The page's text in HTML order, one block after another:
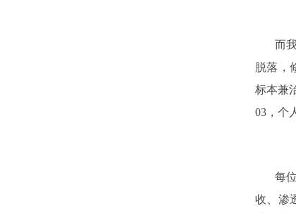
而我
脱落，
标本兼
03， 个
每位
收、渗